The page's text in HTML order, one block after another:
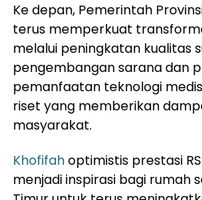
Ke depan, Pemerintah
terus memperkuat
melalui peningkatan kualitas
pengembangan sarana dan
pemanfaatan teknologi
riset yang memberikan
masyarakat.
Khofifahoptimistis prestasi
menjadi inspirasi bagi rumah